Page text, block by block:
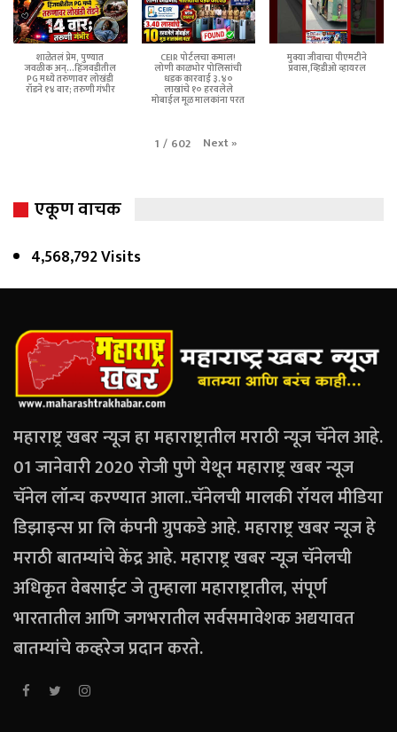
शाळेतलं प्रेम, पुण्यात
जवळीक अन्...हिंजवडीतील
PG मध्ये तरुणावर लोखंडी
रॉडने १४ वार; तरुणी गंभीर
CEIR पोर्टलचा कमाल!
लोणी काळभोर पोलिसांची
धडक कारवाई ३.४०
लाखांचे १० हरवलेले
मोबाईल मूळ मालकांना परत
मुक्या जीवाचा पीएमटीने
प्रवास,व्हिडीओ व्हायरल
1 / 602 Next»
एकूण वाचक
4,568,792 Visits
महाराष्ट्र खबर न्यूज हा महाराष्ट्रातील मराठी न्यूज चॅनेल आहे.
01 जानेवारी 2020 रोजी पुणे येथून महाराष्ट्र खबर न्यूज
चॅनेल लॉन्च करण्यात आला..चॅनेलची मालकी रॉयल मीडिया
डिझाइन्स प्रा लि कंपनी ग्रुपकडे आहे. महाराष्ट्र खबर न्यूज हे
मराठी बातम्यांचे केंद्र आहे. महाराष्ट्र खबर न्यूज चॅनेलची
अधिकृत वेबसाईट जे तुम्हाला महाराष्ट्रातील, संपूर्ण
भारतातील आणि जगभरातील सर्वसमावेशक अद्ययावत
बातम्यांचे कव्हरेज प्रदान करते.